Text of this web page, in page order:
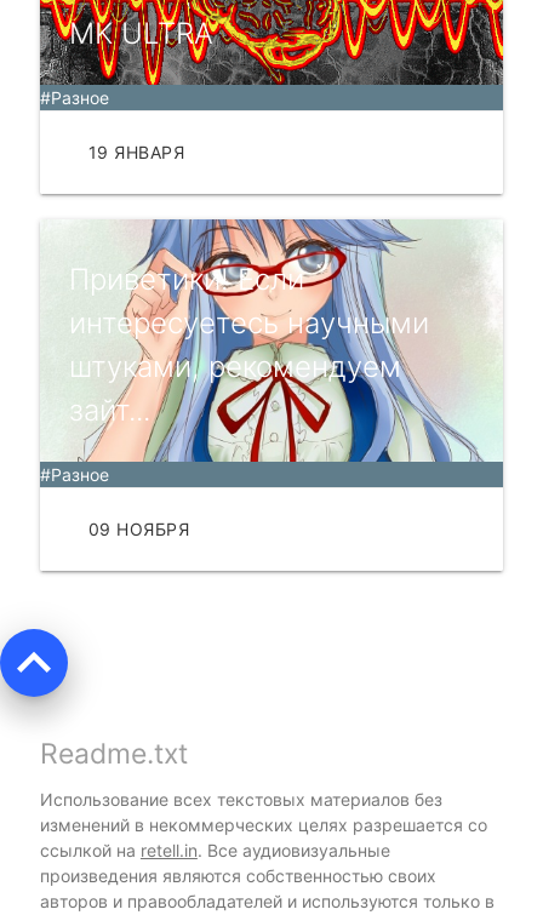
MK ULTRA
#Разное
19 ЯНВАРЯ
Приветики! Если
интересуетесь научными
штуками, рекомендуем
зайт...
#Разное
09 НОЯБРЯ
keyboard_arrow_up
Readme.txt
Использование всех текстовых материалов без
изменений в некоммерческих целях разрешается со
ссылкой на retell.in. Все аудиовизуальные
произведения являются собственностью своих
авторов и правообладателей и используются только в